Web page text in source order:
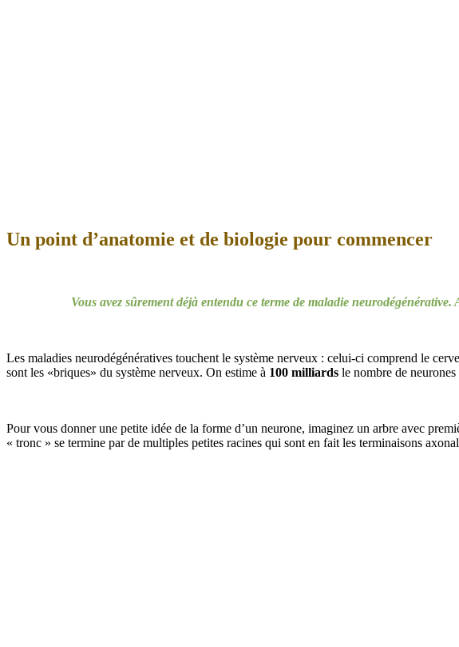
Un point d’anatomie et de biologie pour commencer
Vous avez sûrement déjà entendu ce terme de maladie
Les maladies neurodégénératives touchent le système nerveux : celui-ci comprend le
sont les «briques» du système nerveux. On estime à 100 milliards le nombre de
Pour vous donner une petite idée de la forme d’un neurone, imaginez un arbre avec
« tronc » se termine par de multiples petites racines qui sont en fait les terminaisons